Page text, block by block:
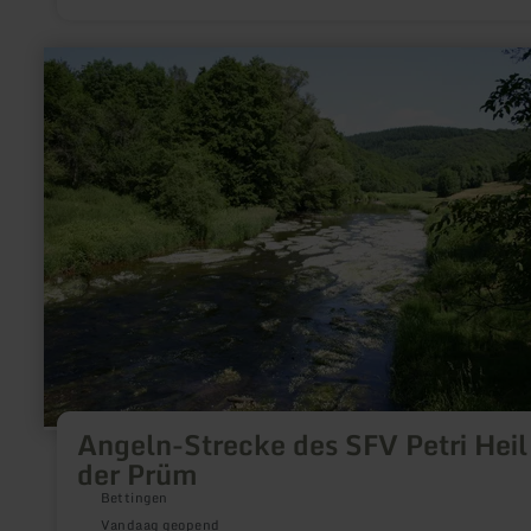
Angeln-Strecke des SFV Petri
der Prüm
Bettingen
Vandaag geopend
meer
informatie
over:
Angeln-
Strecke
des
SFV
Petri
Prüm